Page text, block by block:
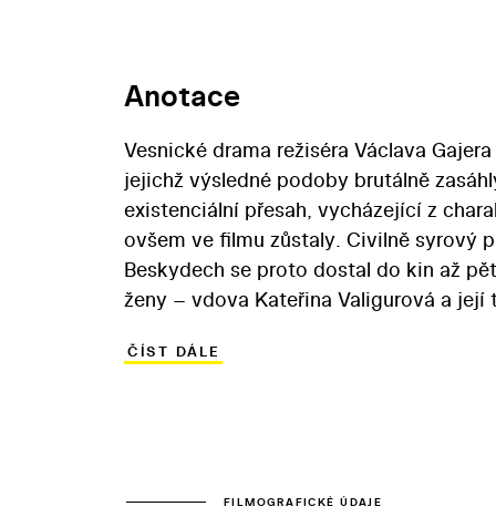
Anotace
Vesnické drama režiséra Václava
jejichž výsledné podoby brutálně
existenciální přesah, vycházející z
ovšem ve filmu zůstaly. Civilně syrový
Beskydech se proto dostal do kin až
ženy – vdova Kateřina Valigurová a
opírá jak o baladickou kameru Jana
ČÍST DÁLE
FILMOGRAFICKÉ ÚDAJE